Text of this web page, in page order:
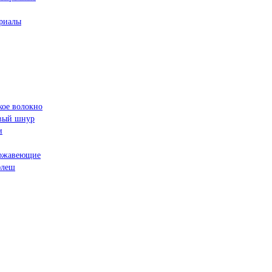
волокно
шнур